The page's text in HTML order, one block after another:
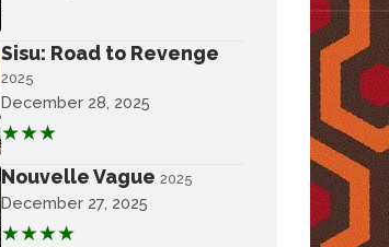
Sisu: Road to Revenge
2025
December 28, 2025
★★★
Nouvelle Vague 2025
December 27, 2025
★★★★